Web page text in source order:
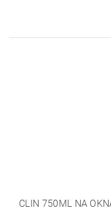
CLIN 750ML NA